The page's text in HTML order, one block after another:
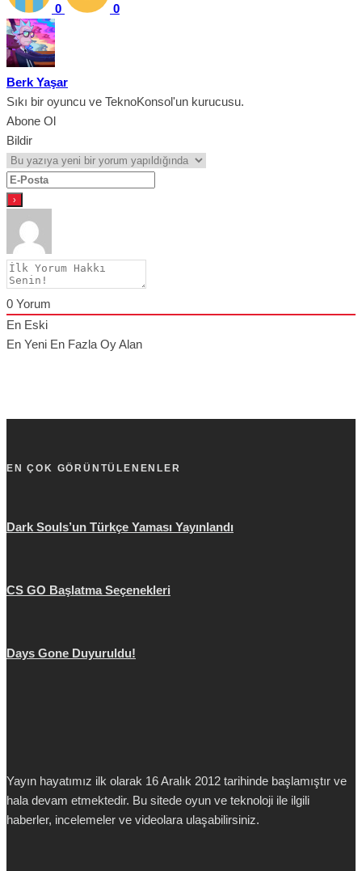
0 0
Berk Yaşar
Sıkı bir oyuncu ve TeknoKonsol'un kurucusu.
Abone Ol
Bildir
0 Yorum
En Eski
En Yeni En Fazla Oy Alan
EN ÇOK GÖRÜNTÜLENENLER
Dark Souls’un Türkçe Yaması Yayınlandı
CS GO Başlatma Seçenekleri
Days Gone Duyuruldu!
Yayın hayatımız ilk olarak 16 Aralık 2012 tarihinde başlamıştır ve
hala devam etmektedir. Bu sitede oyun ve teknoloji ile ilgili
haberler, incelemeler ve videolara ulaşabilirsiniz.